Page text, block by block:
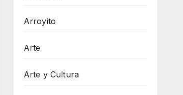
Arroyito
Arte
Arte y Cultura